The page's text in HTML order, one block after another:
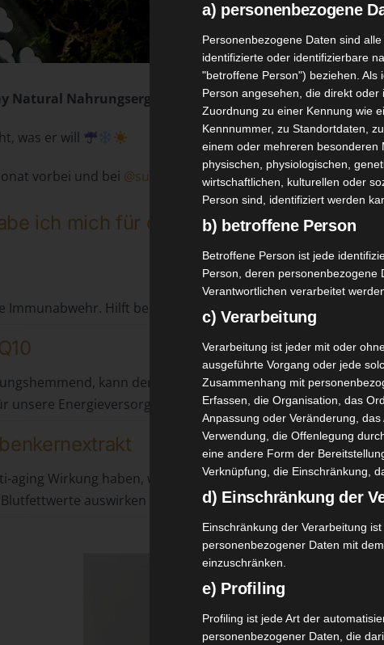
Natural Nahrungsergänzungsmittel April 2022 –
was er will
vorbei und bei @sunday habe ich mir für diesen Monat
ich mich für diese 3 Produkte zum
Immunabwehr. Hilft bei der Produktion der
kann den Erhalt und die Gesundheit unserer
unsere Energieversorgung.
aging Wirkung haben, wie auch eine generell positive
auswirken kann. Außerdem wird OPC
a) personenbezogene
Personenbezogene Daten sind
identifizierte oder identifizierbare
"betroffene Person") beziehen.
Person angesehen, die direkt
Zuordnung zu einer Kennung wie
Kennnummer, zu Standortdaten,
einem oder mehreren besonderen
physischen, physiologischen,
wirtschaftlichen, kulturellen oder
Person sind, identifiziert werden
b) betroffene Person
Betroffene Person ist jede
Person, deren personenbezogene
Verantwortlichen verarbeitet
c) Verarbeitung
Verarbeitung ist jeder mit oder
ausgeführte Vorgang oder jede
Zusammenhang mit
Erfassen, die Organisation, das
Anpassung oder Veränderung,
Verwendung, die Offenlegung
eine andere Form der
Verknüpfung, die Einschränkung,
d) Einschränkung der
Einschränkung der Verarbeitung
personenbezogener Daten mit
einzuschränken.
e) Profiling
Profiling ist jede Art der
personenbezogener Daten, die